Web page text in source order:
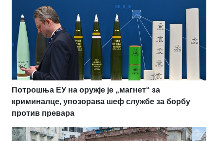
Потрошња ЕУ на оружје је „магнет“ за
криминалце, упозорава шеф службе за борбу
против превара